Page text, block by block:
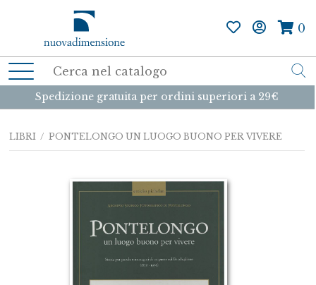
0
Spedizione gratuita per ordini superiori a 29€
LIBRI / PONTELONGO UN LUOGO BUONO PER VIVERE